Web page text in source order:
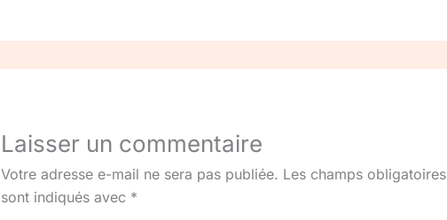
Laisser un commentaire
Votre adresse e-mail ne sera pas publiée. Les champs obligatoires
sont indiqués avec *